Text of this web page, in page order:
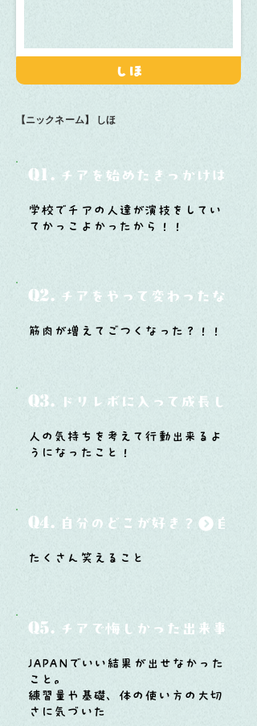
しほ
【ニックネーム】 しほ
Q1. チアを始めたきっかけは？
学校でチアの人達が演技をしてい
てかっこよかったから！！
Q2. チアをやって変わったなと思
筋肉が増えてごつくなった？！！
Q3. ドリレボに入って成長した
人の気持ちを考えて行動出来るよ
うになったこと！
Q4. 自分のどこが好き？
たくさん笑えること
Q5. チアで悔しかった出来事と
JAPANでいい結果が出せなかった
こと。
練習量や基礎、体の使い方の大切
さに気づいた